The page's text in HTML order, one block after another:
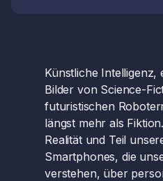
Künstliche Intelligenz,
Bilder von Science-
futuristischen
längst mehr als
Realität und Teil
Smartphones, die
verstehen, über